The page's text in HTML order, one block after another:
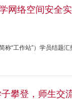
网络空间安全
“工作站”）学员结题
攀登，师生交